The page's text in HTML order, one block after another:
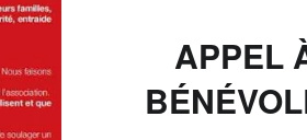
APPEL